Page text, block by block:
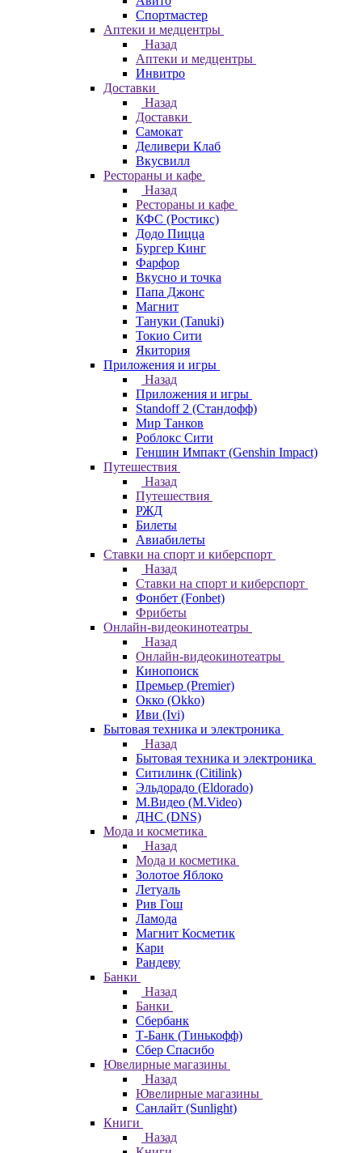
Спортмастер
Аптеки и медцентры
Назад
Аптеки и медцентры
Инвитро
Доставки
Назад
Доставки
Самокат
Деливери Клаб
Вкусвилл
Рестораны и кафе
Назад
Рестораны и кафе
КФС (Ростикс)
Додо Пицца
Бургер Кинг
Фарфор
Вкусно и точка
Папа Джонс
Магнит
Тануки (Tanuki)
Токио Сити
Якитория
Приложения и игры
Назад
Приложения и игры
Standoff 2 (Стандофф)
Мир Танков
Роблокс Сити
Геншин Импакт (Genshin Impact)
Путешествия
Назад
Путешествия
РЖД
Билеты
Авиабилеты
Ставки на спорт и киберспорт
Назад
Ставки на спорт и киберспорт
Фонбет (Fonbet)
Фрибеты
Онлайн-видеокинотеатры
Назад
Онлайн-видеокинотеатры
Кинопоиск
Премьер (Premier)
Окко (Okko)
Иви (Ivi)
Бытовая техника и электроника
Назад
Бытовая техника и электроника
Ситилинк (Citilink)
Эльдорадо (Eldorado)
М.Видео (M.Video)
ДНС (DNS)
Мода и косметика
Назад
Мода и косметика
Золотое Яблоко
Летуаль
Рив Гош
Ламода
Магнит Косметик
Кари
Рандеву
Банки
Назад
Банки
Сбербанк
Т-Банк (Тинькофф)
Сбер Спасибо
Ювелирные магазины
Назад
Ювелирные магазины
Санлайт (Sunlight)
Книги
Назад